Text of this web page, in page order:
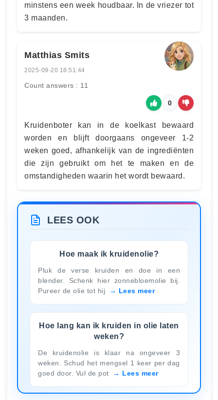
minstens een week houdbaar. In de vriezer tot
3 maanden.
Matthias Smits
2025-09-20 18:51:44
Count answers : 11
0
Kruidenboter kan in de koelkast bewaard
worden en blijft doorgaans ongeveer 1-2
weken goed, afhankelijk van de ingrediënten
die zijn gebruikt om het te maken en de
omstandigheden waarin het wordt bewaard.
LEES OOK
Hoe maak ik kruidenolie?
Pluk de verse kruiden en doe in een
blender. Schenk hier zonnebloemolie bij.
Pureer de olie tot hij
Lees meer
Hoe lang kan ik kruiden in olie laten
weken?
De kruidenolie is klaar na ongeveer 3
weken. Schud het mengsel 1 keer per dag
goed door. Vul de pot
Lees meer